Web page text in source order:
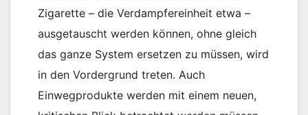
Zigarette – die Verdampfereinheit etwa –
ausgetauscht werden können, ohne gleich
das ganze System ersetzen zu müssen, wird
in den Vordergrund treten. Auch
Einwegprodukte werden mit einem neuen,